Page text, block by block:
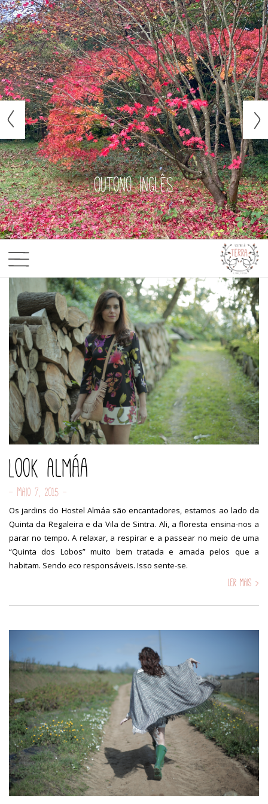
Outono inglês
Look Almáa
- Maio 7, 2015 -
Os jardins do Hostel Almáa são encantadores, estamos ao lado da
Quinta da Regaleira e da Vila de Sintra. Ali, a floresta ensina-nos a
parar no tempo. A relaxar, a respirar e a passear no meio de uma
“Quinta dos Lobos” muito bem tratada e amada pelos que a
habitam. Sendo eco responsáveis. Isso sente-se.
Ler mais >